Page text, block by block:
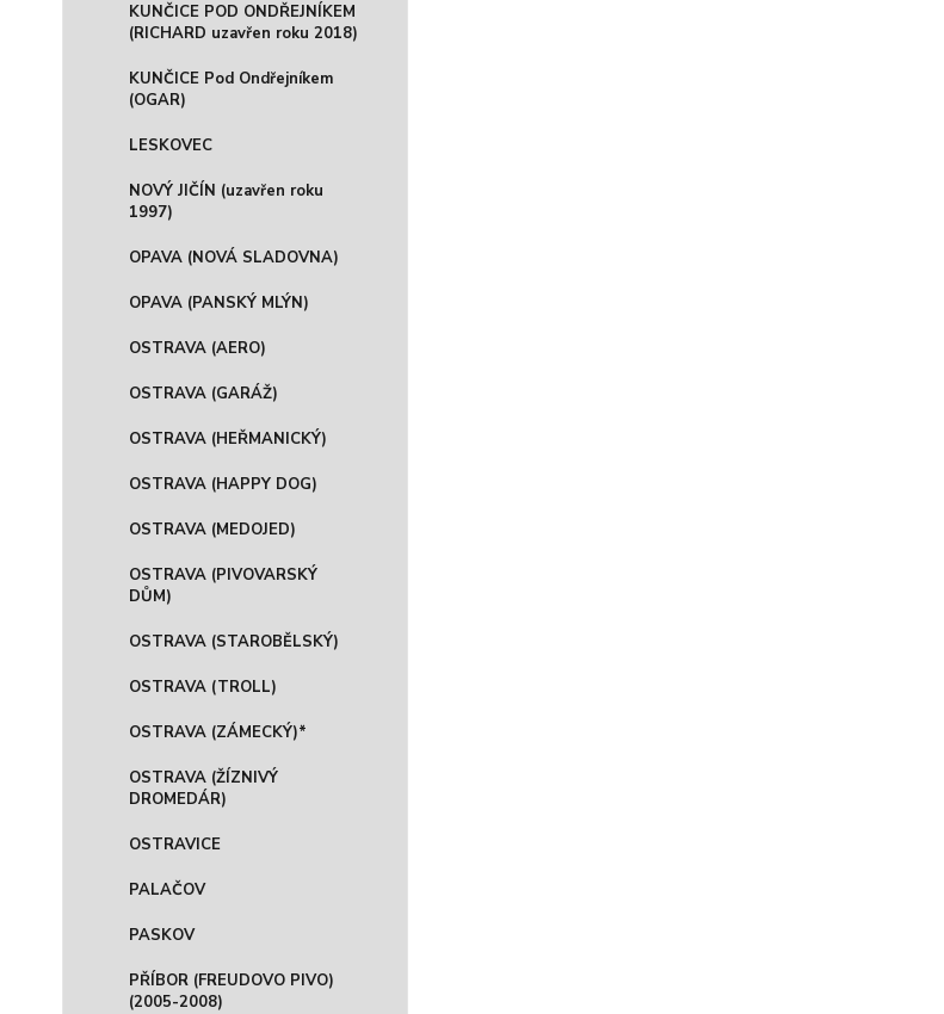
KUNČICE POD ONDŘEJNÍKEM
(RICHARD uzavřen roku 2018)
KUNČICE Pod Ondřejníkem
(OGAR)
LESKOVEC
NOVÝ JIČÍN (uzavřen roku
1997)
OPAVA (NOVÁ SLADOVNA)
OPAVA (PANSKÝ MLÝN)
OSTRAVA (AERO)
OSTRAVA (GARÁŽ)
OSTRAVA (HEŘMANICKÝ)
OSTRAVA (HAPPY DOG)
OSTRAVA (MEDOJED)
OSTRAVA (PIVOVARSKÝ
DŮM)
OSTRAVA (STAROBĚLSKÝ)
OSTRAVA (TROLL)
OSTRAVA (ZÁMECKÝ)*
OSTRAVA (ŽÍZNIVÝ
DROMEDÁR)
OSTRAVICE
PALAČOV
PASKOV
PŘÍBOR (FREUDOVO PIVO)
(2005-2008)